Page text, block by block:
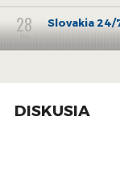
28
feb
Slovakia 24/
14 Slovakia 24/
DISKUSIA